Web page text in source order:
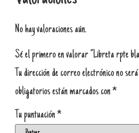
No hay valoraciones aún.
Sé el primero en valorar “Libreta rpte
Tu dirección de correo electrónico no
obligatorios están marcados con*
Tu puntuación*